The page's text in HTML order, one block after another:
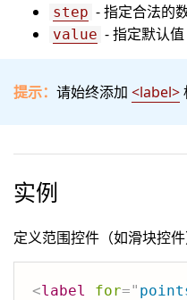
step - 指定合法的
value - 指定默认值
提示： 请始终添加 <label>
实例
定义范围控件（如滑块控件
<label for="